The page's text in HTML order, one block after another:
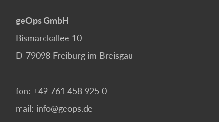
geOps GmbH
Bismarckallee 10
D-79098 Freiburg im Breisgau
fon: +49 761 458 925 0
mail: info@geops.de